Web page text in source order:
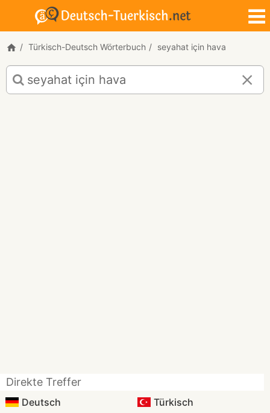
Türkisch-Deutsch Wörterbuch seyahat için hava
Türkisch-
Deutsch
Übersetzung
Direkte Treffer
Deutsch Türkisch